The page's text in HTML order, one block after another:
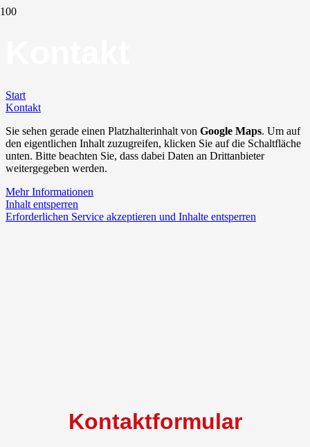
Start
Kontakt
Sie sehen gerade einen Platzhalterinhalt von Google Maps. Um auf
den eigentlichen Inhalt zuzugreifen, klicken Sie auf die Schaltfläche
unten. Bitte beachten Sie, dass dabei Daten an Drittanbieter
weitergegeben werden.
Mehr Informationen
Inhalt entsperren
Erforderlichen Service akzeptieren und Inhalte entsperren
Kontaktformular